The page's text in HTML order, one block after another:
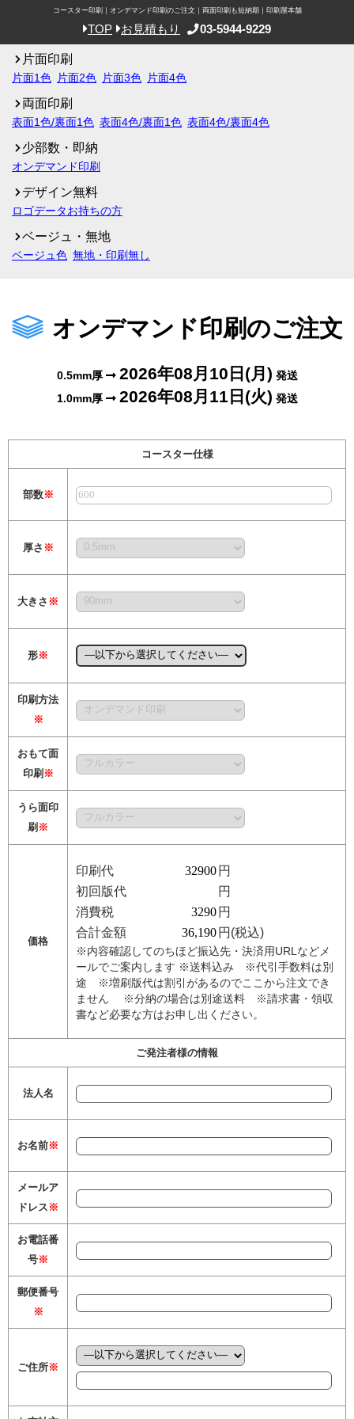
コースター印刷｜オンデマンド印刷のご注文｜両面印刷も短納期｜印刷屋本舗
TOP お見積もり 03-5944-9229
片面印刷
片面1色 片面2色 片面3色 片面4色
両面印刷
表面1色/裏面1色 表面4色/裏面1色 表面4色/裏面4色
少部数・即納
オンデマンド印刷
デザイン無料
ロゴデータお持ちの方
ベージュ・無地
ベージュ色 無地・印刷無し
オンデマンド印刷のご注文
0.5mm厚 2026年08月10日(月) 発送
1.0mm厚
2026年08月11日(火) 発送
コースター仕様
部数※
厚さ ※
大きさ ※
形※
印刷方法
※
おもて面
印刷 ※
うら面印
刷 ※
価格
印刷代
円
初回版代
円
消費税
円
合計金額
円(税込)
※内容確認してのちほど振込先・決済用URLなどメ
ールでご案内します ※送料込み ※代引手数料は別
途 ※増刷版代は割引があるのでここから注文でき
ません ※分納の場合は別途送料 ※請求書・領収
書など必要な方はお申し出ください。
ご発注者様の情報
法人名
お名前※
メールア
ドレス ※
お電話番
号※
郵便番号
※
ご住所※